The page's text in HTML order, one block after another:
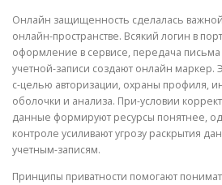
Онлайн защищенность сделалась
онлайн-пространстве. Всякий логин в
оформление в сервисе, передача
учетной-записи создают онлайн
с-целью авторизации, охраны профиля,
оболочки и анализа. При-условии
данные формируют ресурсы понятнее,
контроле усиливают угрозу раскрытия
учетным-записям.
Принципы приватности помогают